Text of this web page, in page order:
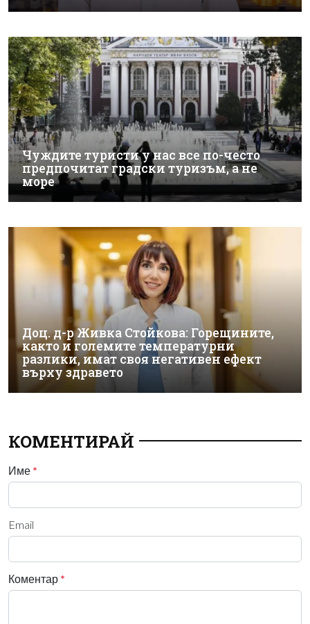
Чуждите туристи у нас все по-често
предпочитат градски туризъм, а не
море
Доц. д-р Живка Стойкова: Горещините,
както и големите температурни
разлики, имат своя негативен ефект
върху здравето
КОМЕНТИРАЙ
Име *
Email
Коментар *